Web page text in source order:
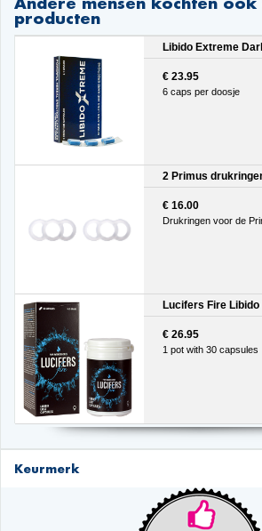
producten
Libido Extreme
€ 23.95
6 caps per doosje
2 Primus
€ 16.00
Drukringen voor de
Lucifers Fire
€ 26.95
1 pot with 30 capsules
Keurmerk